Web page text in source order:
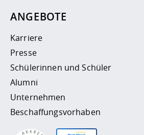
ANGEBOTE
Karriere
Presse
Schülerinnen und Schüler
Alumni
Unternehmen
Beschaffungsvorhaben